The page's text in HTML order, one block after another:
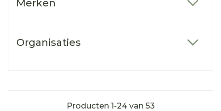
Merken
Organisaties
Producten 1-24van 53